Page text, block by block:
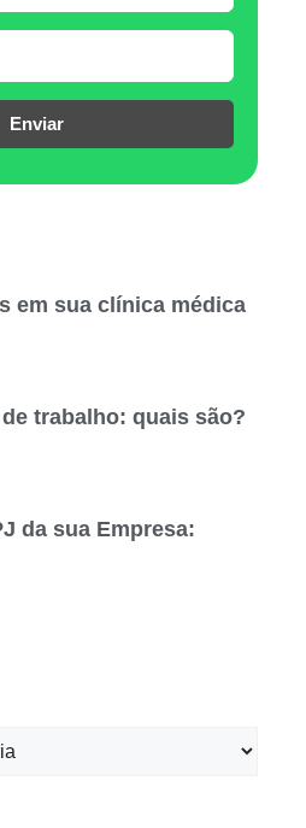
Enviar
em sua clínica médica
trabalho: quais são?
da sua Empresa: